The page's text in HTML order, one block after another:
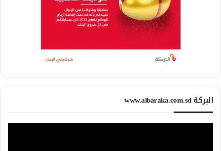
البركة www.albaraka.com.sd